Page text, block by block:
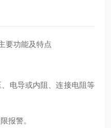
要功能及特点
电导或内阻、连接电阻等
报警。